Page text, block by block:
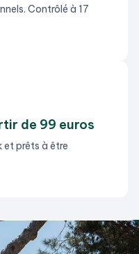
Contrôlé à 17
de 99 euros
et prêts à être